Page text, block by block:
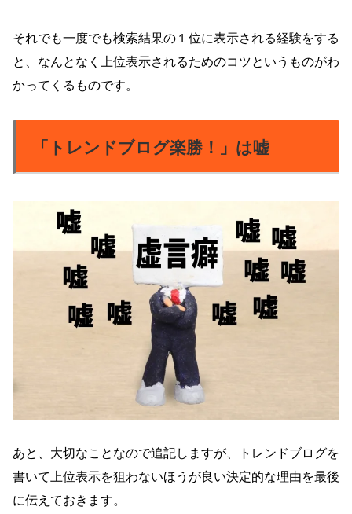
それでも一度でも検索結果の１位に表示される経験をする
と、なんとなく上位表示されるためのコツというものがわ
かってくるものです。
「トレンドブログ楽勝！」は嘘
あと、大切なことなので追記しますが、トレンドブログを
書いて上位表示を狙わないほうが良い決定的な理由を最後
に伝えておきます。